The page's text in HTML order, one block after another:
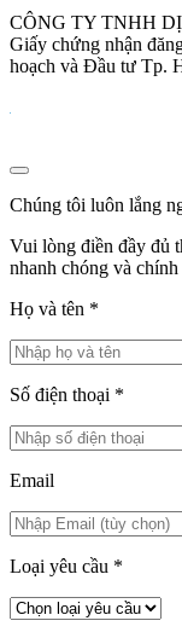
CÔNG TY TNHH
Giấy chứng nhận
hoạch và Đầu tư Tp.
Chúng tôi luôn lắng
Vui lòng điền đầy đủ
nhanh chóng và chính
Họ và tên *
Số điện thoại *
Email
Loại yêu cầu *